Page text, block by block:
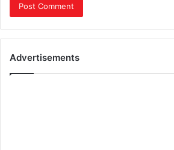
Advertisements